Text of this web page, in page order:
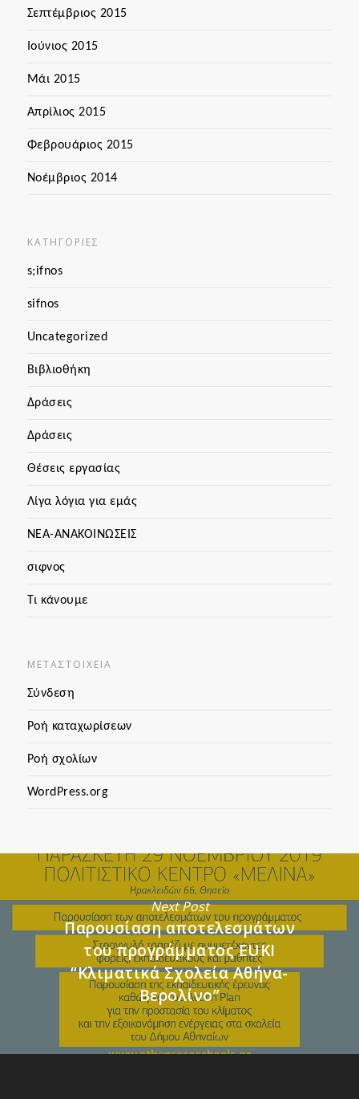
Σεπτέμβριος 2015
Ιούνιος 2015
Μάι 2015
Απρίλιος 2015
Φεβρουάριος 2015
Νοέμβριος 2014
KΑΤΗΓΟΡΊΕΣ
s;ifnos
sifnos
Uncategorized
Βιβλιοθήκη
Δράσεις
Δράσεις
Θέσεις εργασίας
Λίγα λόγια για εμάς
ΝΕΑ-ΑΝΑΚΟΙΝΩΣΕΙΣ
σιφνος
Τι κάνουμε
ΜΕΤΑΣΤΟΙΧΕΊΑ
Σύνδεση
Ροή καταχωρίσεων
Ροή σχολίων
WordPress.org
Next Post
Παρουσίαση αποτελεσμάτων
του προγράμματος EUKI
“Κλιματικά Σχολεία Αθήνα-
Βερολίνο”